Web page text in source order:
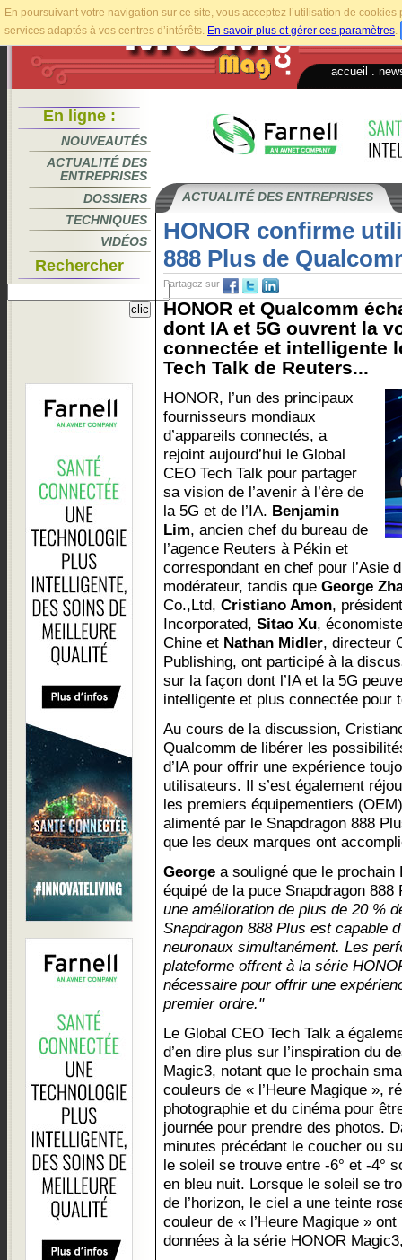
En poursuivant votre navigation sur ce site, vous acceptez l’utilisation de
services adaptés à vos centres d’intérêts. En savoir plus et gérer ces paramètres.
accueil
En ligne :
NOUVEAUTÉS
ACTUALITÉ DES
ENTREPRISES
DOSSIERS
TECHNIQUES
VIDÉOS
Rechercher
ACTUALITÉ DES ENTREPRISES
HONOR confirme
888 Plus de
Partagez sur
HONOR et Qualcomm
dont IA et 5G ouvrent la
connectée et intelligente
Tech Talk de Reuters...
HONOR, l’un des principaux
fournisseurs mondiaux
d’appareils connectés, a
rejoint aujourd’hui le Global
CEO Tech Talk pour partager
sa vision de l’avenir à l’ère de
la 5G et de l’IA. Benjamin
Lim, ancien chef du bureau de
l’agence Reuters à Pékin et
correspondant en chef pour l’Asie
modérateur, tandis que George
Co.,Ltd, Cristiano Amon,
Incorporated, Sitao Xu,
Chine et Nathan Midler, directeur
Publishing, ont participé à la
sur la façon dont l’IA et la 5G
intelligente et plus connectée pour
Au cours de la discussion,
Qualcomm de libérer les
d’IA pour offrir une expérience
utilisateurs. Il s’est également
les premiers équipementiers
alimenté par le Snapdragon 888
que les deux marques ont
George a souligné que le
équipé de la puce Snapdragon
une amélioration de plus de 20 %
Snapdragon 888 Plus est capable
neuronaux simultanément. Les
plateforme offrent à la série
nécessaire pour offrir une
premier ordre."
Le Global CEO Tech Talk a
d’en dire plus sur l’inspiration du
Magic3, notant que le prochain
couleurs de « l’Heure Magique »,
photographie et du cinéma pour
journée pour prendre des photos.
minutes précédant le coucher ou
le soleil se trouve entre -6° et -4°
en bleu nuit. Lorsque le soleil se
de l’horizon, le ciel a une teinte
couleur de « l’Heure Magique »
données à la série HONOR